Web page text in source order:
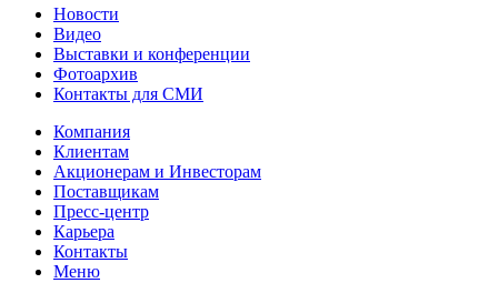
Новости
Видео
Выставки и конференции
Фотоархив
Контакты для СМИ
Компания
Клиентам
Акционерам и Инвесторам
Поставщикам
Пресс-центр
Карьера
Контакты
Меню